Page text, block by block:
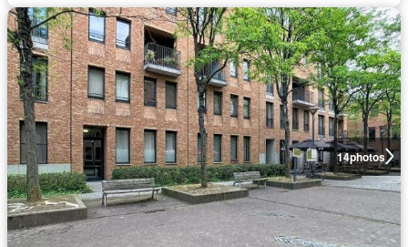
14photos